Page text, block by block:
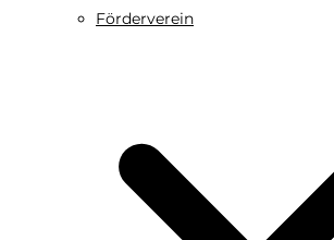
Förderverein